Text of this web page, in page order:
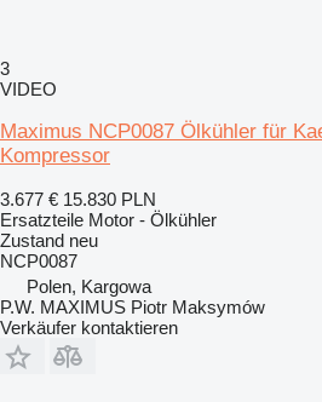
3
VIDEO
Maximus NCP0087 Ölkühler für
Kompressor
3.677 € 15.830 PLN
Ersatzteile Motor - Ölkühler
Zustand neu
NCP0087
Polen, Kargowa
P.W. MAXIMUS Piotr Maksymów
Verkäufer kontaktieren